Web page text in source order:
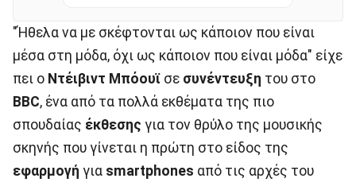
"Ήθελα να με σκέφτονται ως κάποιον που είναι
μέσα στη μόδα, όχι ως κάποιον που είναι μόδα" είχε
πει ο Ντέιβιντ Μπόουϊ σε συνέντευξη του στο
BBC, ένα από τα πολλά εκθέματα της πιο
σπουδαίας έκθεσης για τον θρύλο της μουσικής
σκηνής που γίνεται η πρώτη στο είδος της
εφαρμογή για smartphones από τις αρχές του